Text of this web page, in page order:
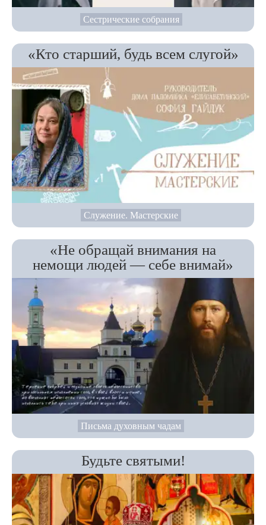
Сестрические собрания
«Кто старший, будь всем слугой»
Служение. Мастерские
«Не обращай внимания на
немощи людей — себе внимай»
Письма духовным чадам
Будьте святыми!